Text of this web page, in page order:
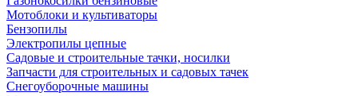
Мотоблоки и культиваторы
Бензопилы
Электропилы цепные
Садовые и строительные тачки, носилки
Запчасти для строительных и садовых тачек
Снегоуборочные машины